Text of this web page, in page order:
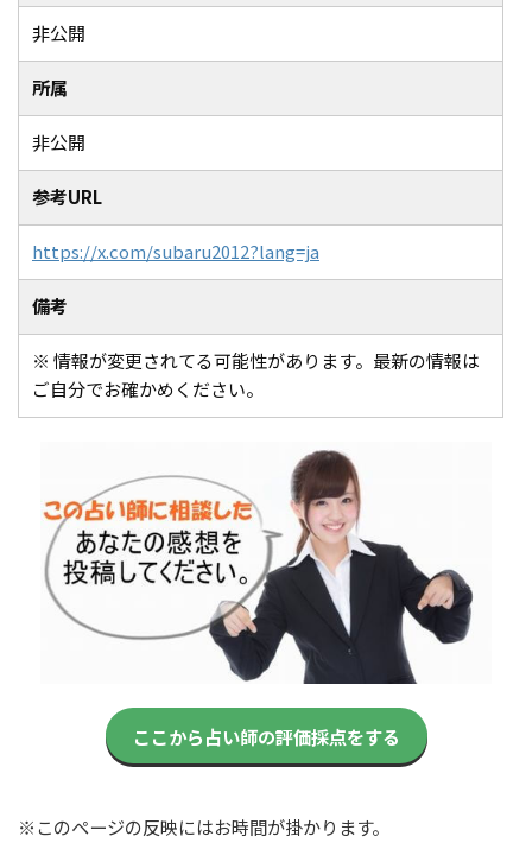
非公開
所属
非公開
参考URL
https://x.com/subaru2012?lang=ja
備考
※ 情報が変更されてる可能性があります。最新の情報は
ご自分でお確かめください。
ここから占い師の評価採点をする
※このページの反映にはお時間が掛かります。